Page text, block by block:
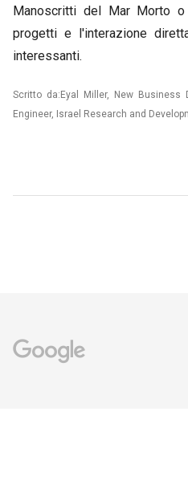
Manoscritti del Mar Morto
progetti e l'interazione
interessanti.
Scritto da:Eyal Miller, New Business
Engineer, Israel Research and